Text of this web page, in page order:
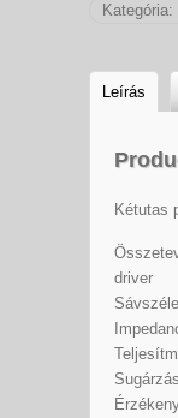
Kategória:
Leírás
Kétutas
driver